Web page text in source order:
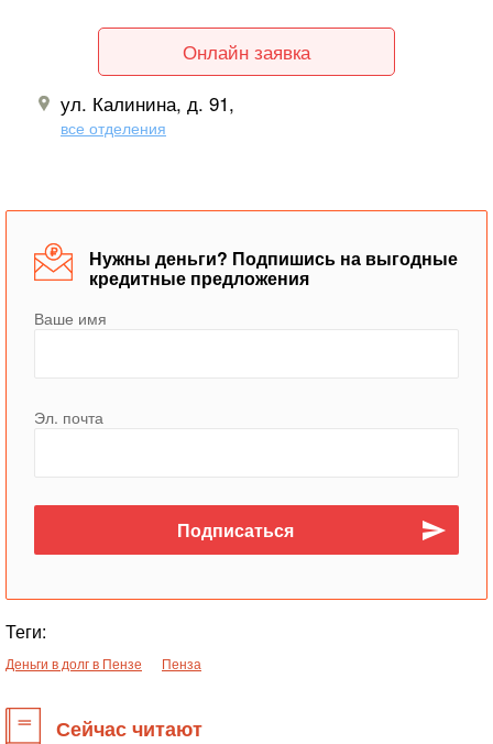
Онлайн заявка
ул. Калинина, д. 91,
все отделения
Нужны деньги? Подпишись на выгодные
кредитные предложения
Ваше имя
Эл. почта
Теги:
Деньги в долг в Пензе Пенза
Сейчас читают